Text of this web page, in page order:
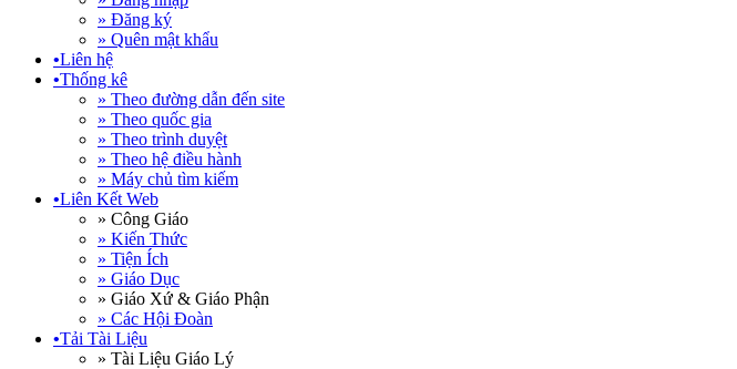
» Đăng ký
» Quên mật khẩu
•Liên hệ
•Thống kê
» Theo đường dẫn đến site
» Theo quốc gia
» Theo trình duyệt
» Theo hệ điều hành
» Máy chủ tìm kiếm
•Liên Kết Web
» Công Giáo
» Kiến Thức
» Tiện Ích
» Giáo Dục
» Giáo Xứ & Giáo Phận
» Các Hội Đoàn
•Tải Tài Liệu
» Tài Liệu Giáo Lý